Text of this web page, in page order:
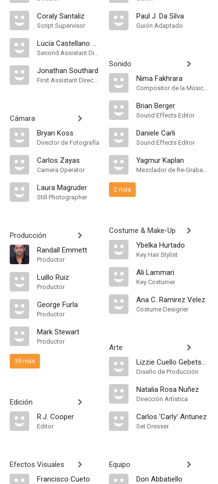
Coraly Santaliz
Script Supervisor
Lucía Castellano Vega
Second Assistant Director
Jonathan Southard
First Assistant Director
Cámara
Bryan Koss
Director de Fotografía
Carlos Zayas
Camera Operator
Laura Magruder
Still Photographer
Producción
Randall Emmett
Productor
Luillo Ruiz
Productor
George Furla
Productor
Mark Stewart
Productor
39 más
Edición
R.J. Cooper
Editor
Efectos Visuales
Francisco Cueto
Paul J. Da Silva
Guión Adaptado
Sonido
Nima Fakhrara
Compositor de la Música Original
Brian Berger
Sound Effects Editor
Daniele Carli
Sound Effects Editor
Yagmur Kaplan
Mezclador de Re-Grabación de Sonido
2 más
Costume & Make-Up
Ybelka Hurtado
Key Hair Stylist
Ali Lammari
Key Costumer
Ana C. Ramirez Velez
Costume Designer
Arte
Lizzie Cuello Gebetsberger
Diseño de Producción
Natalia Rosa Nuñez
Dirección Artística
Carlos 'Carly' Antunez
Set Dresser
Equipo
Don Abbatiello